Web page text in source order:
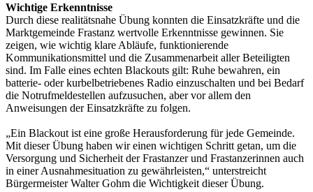
Wichtige Erkenntnisse
Durch diese realitätsnahe Übung konnten die Einsatzkräfte und die
Marktgemeinde Frastanz wertvolle Erkenntnisse gewinnen. Sie
zeigen, wie wichtig klare Abläufe, funktionierende
Kommunikationsmittel und die Zusammenarbeit aller Beteiligten
sind. Im Falle eines echten Blackouts gilt: Ruhe bewahren, ein
batterie- oder kurbelbetriebenes Radio einzuschalten und bei Bedarf
die Notrufmeldestellen aufzusuchen, aber vor allem den
Anweisungen der Einsatzkräfte zu folgen.
„Ein Blackout ist eine große Herausforderung für jede Gemeinde.
Mit dieser Übung haben wir einen wichtigen Schritt getan, um die
Versorgung und Sicherheit der Frastanzer und Frastanzerinnen auch
in einer Ausnahmesituation zu gewährleisten,“ unterstreicht
Bürgermeister Walter Gohm die Wichtigkeit dieser Übung.